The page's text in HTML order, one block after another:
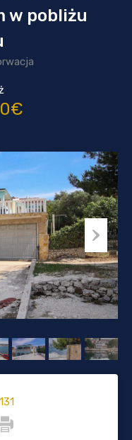
w pobliżu